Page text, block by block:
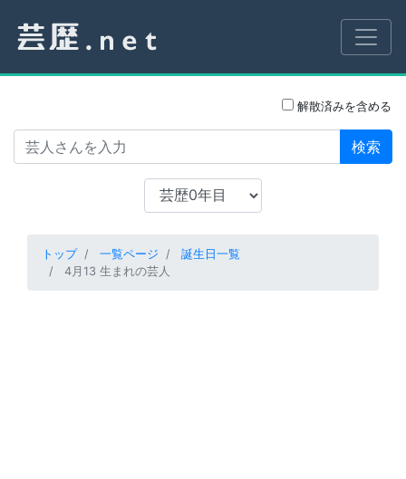
解散済みを含める
検索
トップ 一覧ページ
誕生日一覧
4月13 生まれの芸人